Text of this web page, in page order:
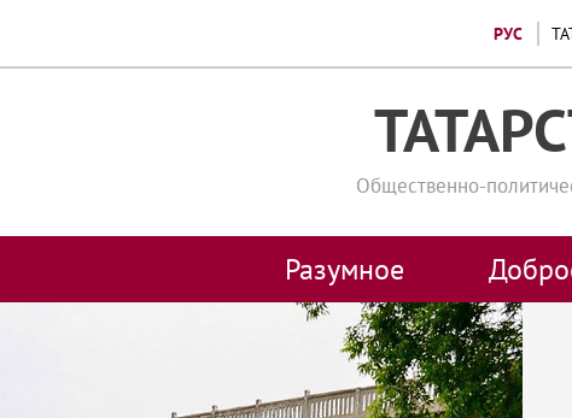
РУС
Общественно-
Разумное